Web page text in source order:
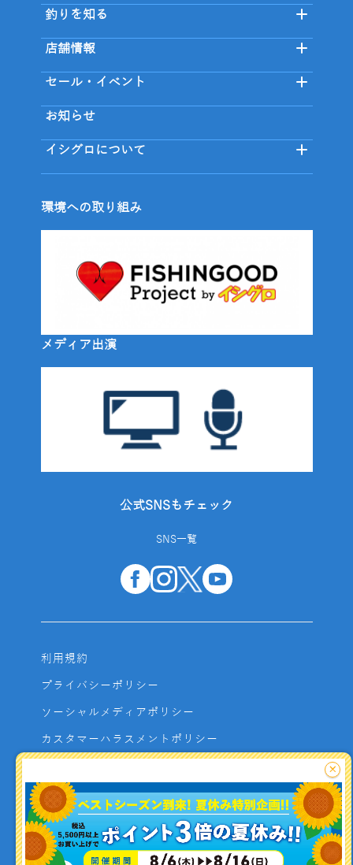
釣りを知る
店舗情報
セール・イベント
お知らせ
イシグロについて
環境への取り組み
メディア出演
公式SNSもチェック
SNS一覧
利用規約
プライバシーポリシー
ソーシャルメディアポリシー
カスタマーハラスメントポリシー
よくあるご質問
お問い合わせ
利用者資金の保全方法
×